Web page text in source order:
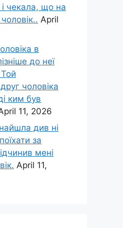
чекала, що на
April
в
до неї
чоловіка
ким був
11, 2026
див ні
за
мені
April 11,